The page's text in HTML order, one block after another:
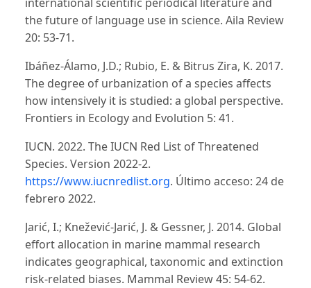
international scientific periodical literature and
the future of language use in science. Aila Review
20: 53-71.
Ibáñez-Álamo, J.D.; Rubio, E. & Bitrus Zira, K. 2017.
The degree of urbanization of a species affects
how intensively it is studied: a global perspective.
Frontiers in Ecology and Evolution 5: 41.
IUCN. 2022. The IUCN Red List of Threatened
Species. Version 2022-2.
https://www.iucnredlist.org. Último acceso: 24 de
febrero 2022.
Jarić, I.; Knežević-Jarić, J. & Gessner, J. 2014. Global
effort allocation in marine mammal research
indicates geographical, taxonomic and extinction
risk-related biases. Mammal Review 45: 54-62.